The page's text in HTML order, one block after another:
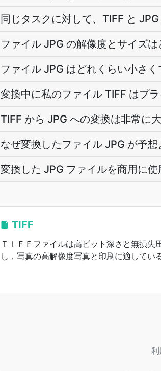
同じタスクに対して、TIFF と
ファイル JPG の解像度とサイズは
ファイル JPG はどれくらい小さ
変換中に私のファイル TIFF はプ
TIFF から JPG への変換は非常に
なぜ変換したファイル JPG が予
変換した JPG ファイルを商用に使
TIFF
ＴＩＦＦファイルは高ビット深さと無損失
し，写真の高解像度写真と印刷に適している